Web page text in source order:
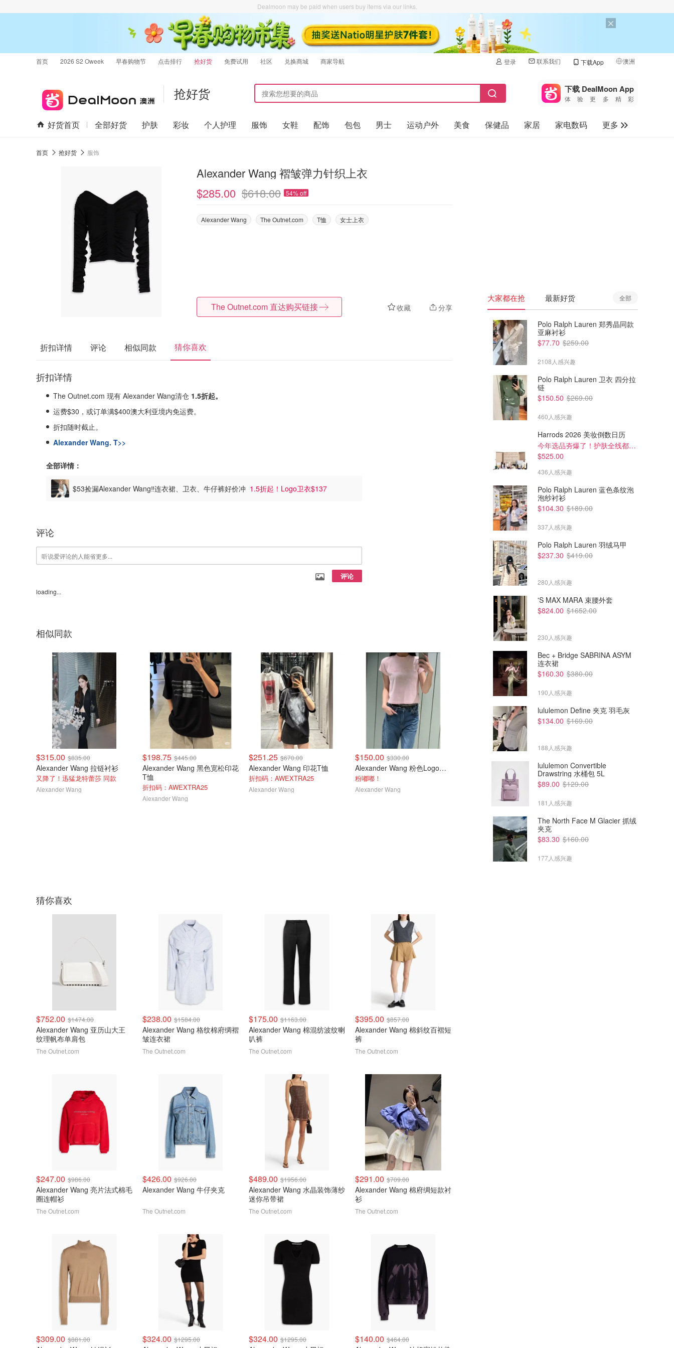
Dealmoon may be paid when users buy items via our links.
首页 2026 S2 Oweek 早春购物节 点击排行 抢好货 免费试用 社区 兑换商城 商家导航 登录 联系我们 下载App 澳洲
🇺🇸
🇨🇳 中国
🇨🇦加拿大
抢好货 下载 DealMoon App
体验更多精彩
好货首页 全部好货 护肤 彩妆 个人护理 服饰 女鞋 配饰 包包 男士 运动户外 美食 保健品 家居 家电数码
更多
首页 抢好货 服饰
Alexander Wang 褶皱弹力针织上衣
$285.00 $618.00 54% off
Alexander Wang The Outnet.com T恤 女士上衣
收藏 分享
The Outnet.com 直达购买链接
折扣详情 评论 相似同款 猜你喜欢
折扣详情
The Outnet.com 现有 Alexander Wang清仓 1.5折起。
运费$30，或订单满$400澳大利亚境内免运费。
折扣随时截止。
Alexander Wang. T>>
全部详情：
$53捡漏Alexander Wang‼️连衣裙、卫衣、牛仔裤好价冲 1.5折起！Logo卫衣$137
评论
评论
loading...
相似同款
$315.00 $835.00
Alexander Wang 拉链衬衫
又降了！迅猛龙特蕾莎 同款
Alexander Wang
$198.75 $445.00
Alexander Wang 黑色宽松印花
T恤
折扣码：AWEXTRA25
Alexander Wang
$251.25 $670.00
Alexander Wang 印花T恤
折扣码：AWEXTRA25
Alexander Wang
$150.00 $330.00
Alexander Wang 粉色Logo短袖T恤
粉嘟嘟！
Alexander Wang
Alexander Wang 罗纹棉短袖T恤
Alexander Wang
基础款 百搭
Alexander Wang
猜你喜欢
$752.00 $1474.00
Alexander Wang 亚历山大王
纹理帆布单肩包
The Outnet.com
$238.00 $1584.00
Alexander Wang 格纹棉府绸褶
皱连衣裙
The Outnet.com
$175.00 $1163.00
Alexander Wang 棉混纺波纹喇
叭裤
The Outnet.com
$395.00 $857.00
Alexander Wang 棉斜纹百褶短
裤
The Outnet.com
$247.00 $986.00
Alexander Wang 亮片法式棉毛
圈连帽衫
The Outnet.com
$426.00 $926.00
Alexander Wang 牛仔夹克
The Outnet.com
$489.00 $1956.00
Alexander Wang 水晶装饰薄纱
迷你吊带裙
The Outnet.com
$291.00 $709.00
Alexander Wang 棉府绸短款衬
衫
The Outnet.com
$309.00 $881.00 $324.00 $1295.00 $324.00 $1295.00 $140.00 $464.00
大家都在抢 最新好货 全部
Polo Ralph Lauren 郑秀晶同款
亚麻衬衫
$77.70 $259.00
2108人感兴趣
Polo Ralph Lauren 卫衣 四分拉
链
$150.50 $269.00
460人感兴趣
Harrods 2026 美妆倒数日历
今年选品夯爆了！护肤全线都很绝
$525.00
436人感兴趣
Polo Ralph Lauren 蓝色条纹泡
泡纱衬衫
$104.30 $189.00
337人感兴趣
Polo Ralph Lauren 羽绒马甲
$237.30 $419.00
280人感兴趣
'S MAX MARA 束腰外套
$824.00 $1652.00
230人感兴趣
Bec + Bridge SABRINA ASYM
连衣裙
$160.30 $380.00
190人感兴趣
lululemon Define 夹克 羽毛灰
$134.00 $169.00
188人感兴趣
lululemon Convertible
Drawstring 水桶包 5L
$89.00 $129.00
181人感兴趣
The North Face M Glacier 抓绒
夹克
$83.30 $160.00
177人感兴趣